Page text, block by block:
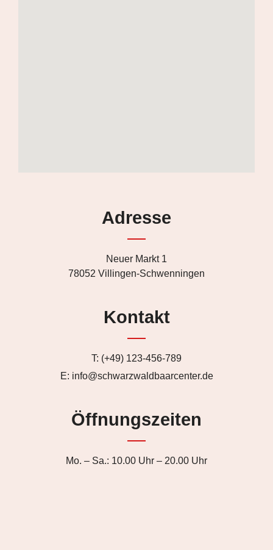
Adresse
Neuer Markt 1
78052 Villingen-Schwenningen
Kontakt
T: (+49) 123-456-789
E: info@schwarzwaldbaarcenter.de
Öffnungszeiten
Mo. – Sa.: 10.00 Uhr – 20.00 Uhr